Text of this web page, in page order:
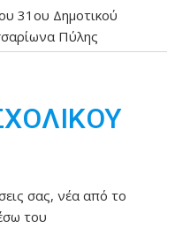
31ου Δημοτικού
Πύλης
σας, νέα από το
του